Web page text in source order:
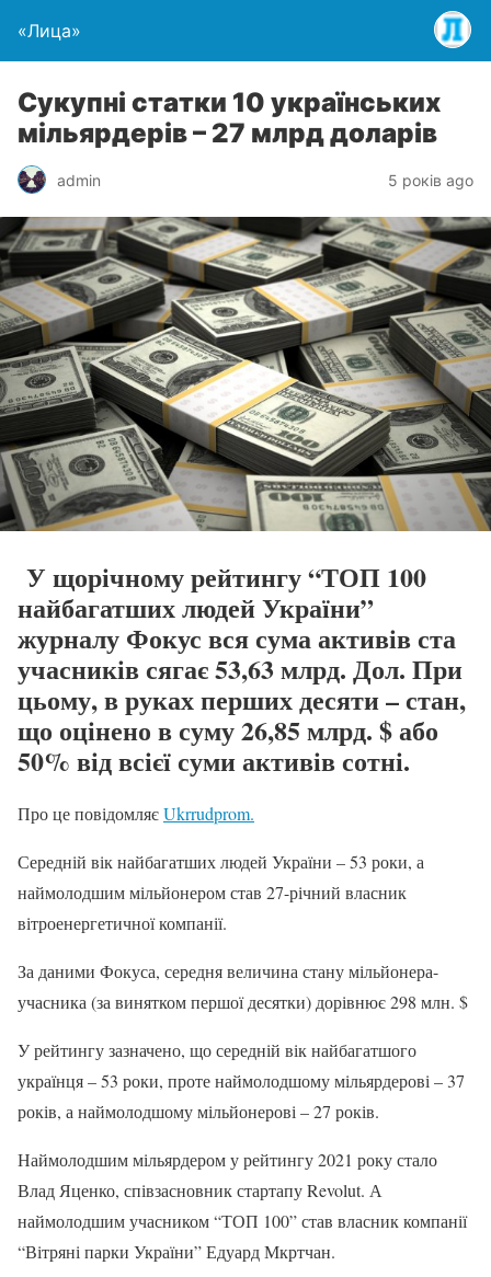
«Лица»
Сукупні статки 10 українських
мільярдерів – 27 млрд доларів
admin 5 років ago
У щорічному рейтингу “ТОП 100
найбагатших людей України”
журналу Фокус вся сума активів ста
учасників сягає 53,63 млрд. Дол. При
цьому, в руках перших десяти – стан,
що оцінено в суму 26,85 млрд. $ або
50% від всієї суми активів сотні.
Про це повідомляєUkrrudprom.
Середній вік найбагатших людей України – 53 роки, а
наймолодшим мільйонером став 27-річний власник
вітроенергетичної компанії.
За даними Фокуса, середня величина стану мільйонера-
учасника (за винятком першої десятки) дорівнює 298 млн. $
У рейтингу зазначено, що середній вік найбагатшого
українця – 53 роки, проте наймолодшому мільярдерові – 37
років, а наймолодшому мільйонерові – 27 років.
Наймолодшим мільярдером у рейтингу 2021 року стало
Влад Яценко, співзасновник стартапу Revolut. А
наймолодшим учасником “ТОП 100” став власник компанії
“Вітряні парки України” Едуард Мкртчан.